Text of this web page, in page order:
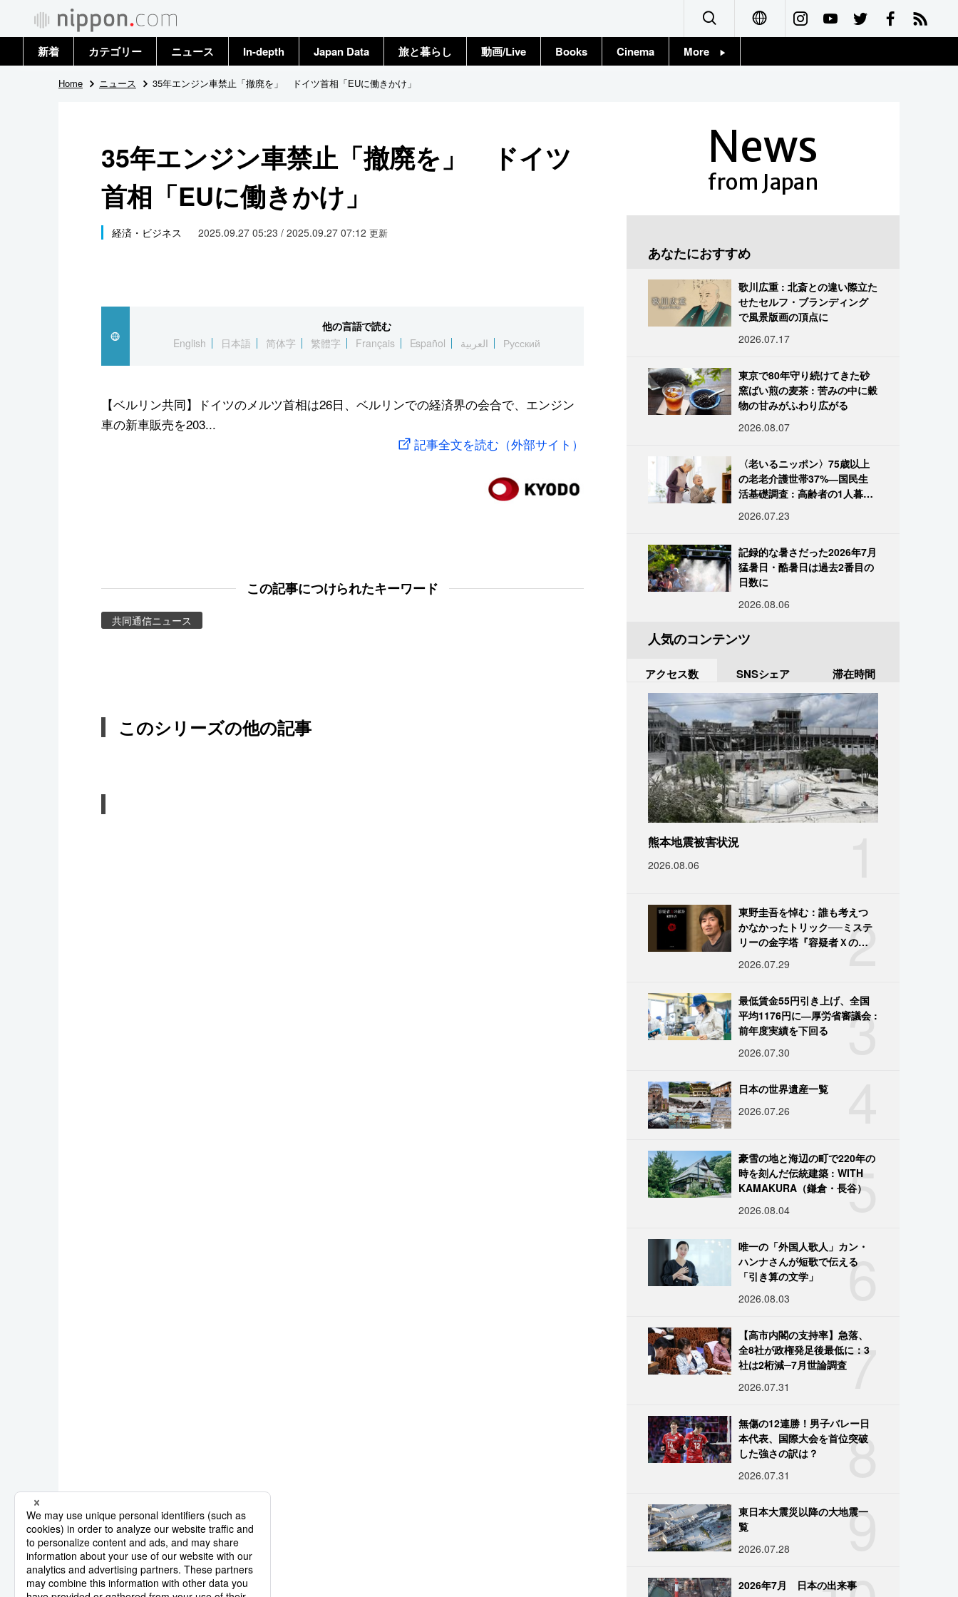
Français
新着 カテゴリー
政治・外交
国際
社会
文化
スポーツ・東京2020
ニュース
トップ
In-depth Japan Data 旅と暮らし 動画/Live Books Cinema More
Home ニュース 35年エンジン車禁止「撤廃を」 ドイツ首相「EUに働きかけ」
35年エンジン車禁止「撤廃を」 ドイツ
首相「EUに働きかけ」
経済・ビジネス 2025.09.27 05:23 / 2025.09.27 07:12 更新
他の言語で読む
English
日本語 简体字 繁體字 Français Español العربية Русский
【ベルリン共同】ドイツのメルツ首相は26日、ベルリンでの経済界の会合で、エンジン
車の新車販売を203...
記事全文を読む（外部サイト）
この記事につけられたキーワード
共同通信ニュース
このシリーズの他の記事
News
from Japan
あなたにおすすめ
歌川広重 : 北斎との違い際立た
せたセルフ・ブランディング
で風景版画の頂点に
2026.07.17
東京で80年守り続けてきた砂
窯ばい煎の麦茶 : 苦みの中に穀
物の甘みがふわり広がる
2026.08.07
〈老いるニッポン〉75歳以上
の老老介護世帯37%―国民生
活基礎調査 : 高齢者の1人暮ら
2026.07.23
記録的な暑さだった2026年7月
猛暑日・酷暑日は過去2番目の
日数に
2026.08.06
人気のコンテンツ
アクセス数 SNSシェア 滞在時間
熊本地震被害状況
2026.08.06
2
東野圭吾を悼む：誰も考えつ
かなかったトリック──ミステ
リーの金字塔『容疑者Ｘの献
2026.07.29
3
最低賃金55円引き上げ、全国
平均1176円に―厚労省審議会 :
前年度実績を下回る
2026.07.30
日本の世界遺産一覧
2026.07.26
5
豪雪の地と海辺の町で220年の
時を刻んだ伝統建築 : WITH
KAMAKURA（鎌倉・長谷）
2026.08.04
6
唯一の「外国人歌人」カン・
ハンナさんが短歌で伝える
「引き算の文学」
2026.08.03
7
【高市内閣の支持率】急落、
全8社が政権発足後最低に：3
社は2桁減─7月世論調査
2026.07.31
8
無傷の12連勝！男子バレー日
本代表、国際大会を首位突破
した強さの訳は？
2026.07.31
9
東日本大震災以降の大地震一
覧
2026.07.28
2026年7月 日本の出来事